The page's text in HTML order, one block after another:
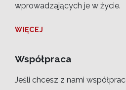
wprowadzających je w życie.
WIĘCEJ
Współpraca
Jeśli chcesz z nami